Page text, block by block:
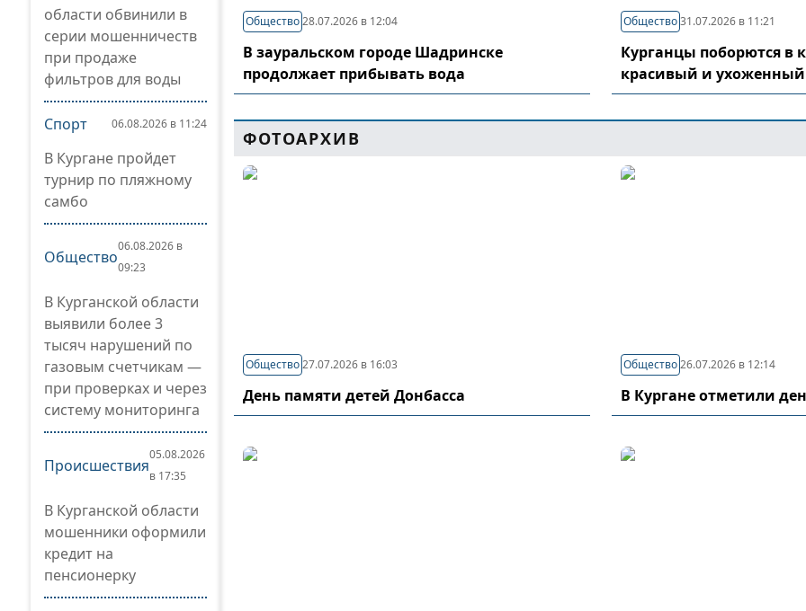
области обвинили в
серии мошенничеств
при продаже
фильтров для воды
Спорт 06.08.2026 в 11:24
В Кургане пройдет
турнир по пляжному
самбо
Общество
06.08.2026 в
09:23
В Курганской области
выявили более 3
тысяч нарушений по
газовым счетчикам —
при проверках и через
систему мониторинга
Происшествия
05.08.2026
в 17:35
В Курганской области
мошенники оформили
кредит на
пенсионерку
Общество28.07.2026 в 12:04
В зауральском городе Шадринске
продолжает прибывать вода
Общество 31.07.2026 в 11:21
Курганцы поборются в
красивый и
ФОТОАРХИВ
Общество27.07.2026 в 16:03
День памяти детей Донбасса
Общество 26.07.2026 в 12:14
В Кургане отметили